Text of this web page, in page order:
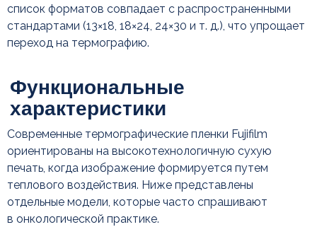
список форматов совпадает с распространенными
стандартами (13×18, 18×24, 24×30 и т. д.), что упрощает
переход на термографию.
Современные термографические пленки Fujifilm
ориентированы на высокотехнологичную сухую
печать, когда изображение формируется путем
теплового воздействия. Ниже представлены
отдельные модели, которые часто спрашивают
в онкологической практике.
Условия хранения пленки